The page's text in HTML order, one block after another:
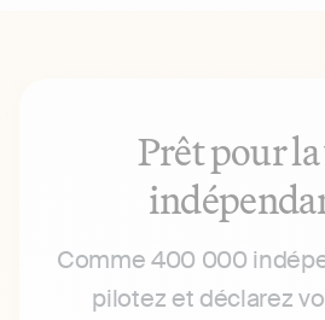
Prêt pour
Comme 400 000
pilotez et déclarez